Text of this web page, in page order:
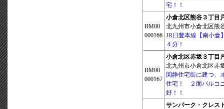
宅！！
BM00
000166
小倉北区熊谷３丁目
北九州市小倉北区熊
JR日豊本線【南小倉
４分！
BM00
000167
小倉北区赤坂３丁目
北九州市小倉北区赤
閑静住宅街に建つ、
住宅！ ２面バルコ
好！！
サンパーク・クレス